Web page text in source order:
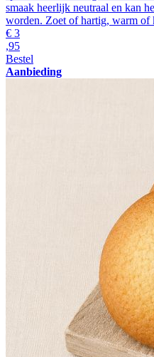
smaak heerlijk neutraal en kan
worden. Zoet of hartig, warm of
€ 3
,95
Bestel
Aanbieding